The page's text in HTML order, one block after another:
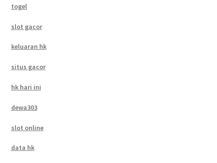
togel
slot gacor
keluaran hk
situs gacor
hk hari ini
dewa303
slot online
data hk